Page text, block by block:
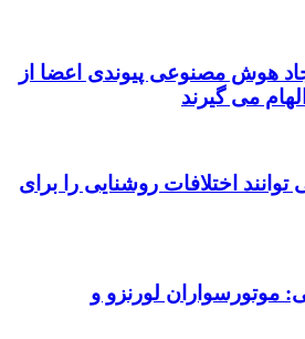
هوش مصنوعی پیوندی اعضا از
می گیرند
اختلافات روشنایی را برای
موتورسواران لورنزو و